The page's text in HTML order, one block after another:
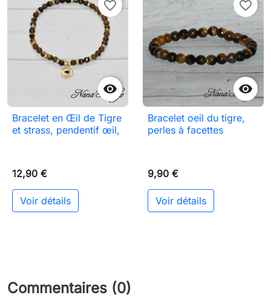

favorite_border
Bracelet en Œil de Tigre
et strass, pendentif œil,
12,90 €
Voir détails

favorite_border
Bracelet oeil du tigre,
perles à facettes
9,90 €
Voir détails
Commentaires (0)